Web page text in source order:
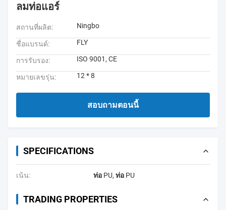
ลมท่อแอร์
สถานที่ผลิต: Ningbo
ชื่อแบรนด์: FLY
การรับรอง: ISO 9001, CE
หมายเลขรุ่น: 12 * 8
สอบถามตอนนี้
SPECIFICATIONS
เน้น: ท่อ PU, ท่อ PU
TRADING PROPERTIES